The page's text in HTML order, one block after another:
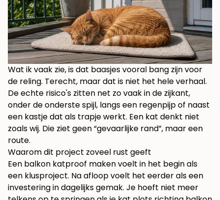
Wat ik vaak zie, is dat baasjes vooral bang zijn voor
de reling. Terecht, maar dat is niet het hele verhaal.
De echte risico's zitten net zo vaak in de zijkant,
onder de onderste spijl, langs een regenpijp of naast
een kastje dat als trapje werkt. Een kat denkt niet
zoals wij. Die ziet geen “gevaarlijke rand”, maar een
route.
Waarom dit project zoveel rust geeft
Een balkon katproof maken voelt in het begin als
een klusproject. Na afloop voelt het eerder als een
investering in dagelijks gemak. Je hoeft niet meer